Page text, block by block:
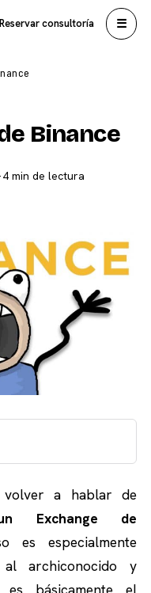
Reservar consultoría ☰
Binance
·4 min de lectura
volver a hablar de
Exchange de
es especialmente
archiconocido y